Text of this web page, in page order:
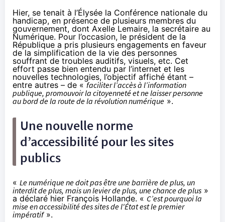
Hier, se tenait à l’Élysée la Conférence nationale du
handicap, en présence de plusieurs membres du
gouvernement, dont Axelle Lemaire, la secrétaire au
Numérique. Pour l’occasion, le président de la
République a pris plusieurs engagements en faveur
de la simplification de la vie des personnes
souffrant de troubles auditifs, visuels, etc. Cet
effort passe bien entendu par l’internet et les
nouvelles technologies, l’objectif affiché étant –
entre autres – de «faciliter l’accès à l’information
publique, promouvoir la citoyenneté et ne laisser personne
au bord de la route de la révolution numérique ».
Une nouvelle norme
d’accessibilité pour les sites
publics
« Le numérique ne doit pas être une barrière de plus, un
interdit de plus, mais un levier de plus, une chance de plus »
a déclaré hier François Hollande. « C’est pourquoi la
mise en accessibilité des sites de l'État est le premier
impératif».